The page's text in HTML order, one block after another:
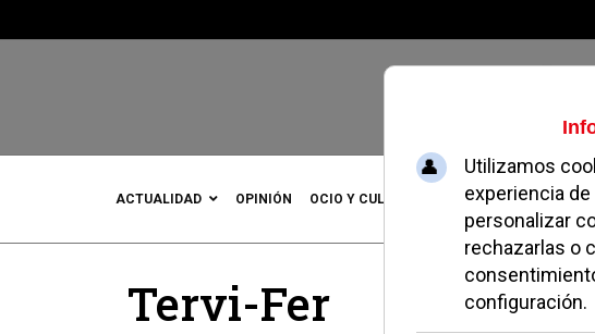
ACTUALIDAD OPINIÓN OCIO Y CULTURA DEPORTES MADRID
Tervi-Fer